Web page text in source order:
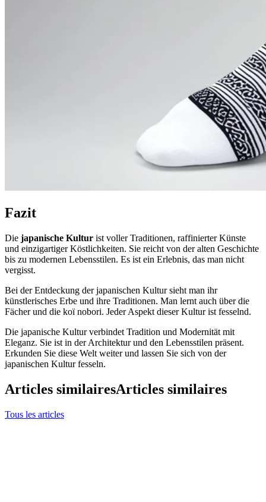
Fazit
Die japanische Kultur ist voller Traditionen, raffinierter Künste
und einzigartiger Köstlichkeiten. Sie reicht von der alten Geschichte
bis zu modernen Lebensstilen. Es ist ein Erlebnis, das man nicht
vergisst.
Bei der Entdeckung der japanischen Kultur sieht man ihr
künstlerisches Erbe und ihre Traditionen. Man lernt auch über die
Fächer und die koï nobori. Jeder Aspekt dieser Kultur ist fesselnd.
Die japanische Kultur verbindet Tradition und Modernität mit
Eleganz. Sie ist in der Architektur und den Lebensstilen präsent.
Erkunden Sie diese Welt weiter und lassen Sie sich von der
japanischen Kultur fesseln.
Articles similairesArticles similaires
Tous les articles